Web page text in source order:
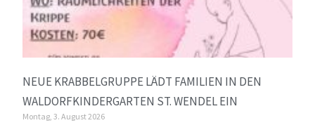
NEUE KRABBELGRUPPE LÄDT FAMILIEN IN DEN
WALDORFKINDERGARTEN ST. WENDEL EIN
Montag, 3. August 2026